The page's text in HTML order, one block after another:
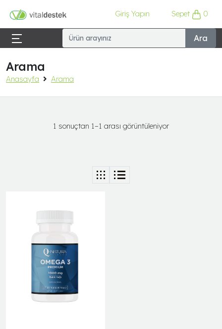
Giriş Yapın Sepet 0
Ara
Arama
Anasayfa Arama
1 sonuçtan 1–1 arası görüntüleniyor